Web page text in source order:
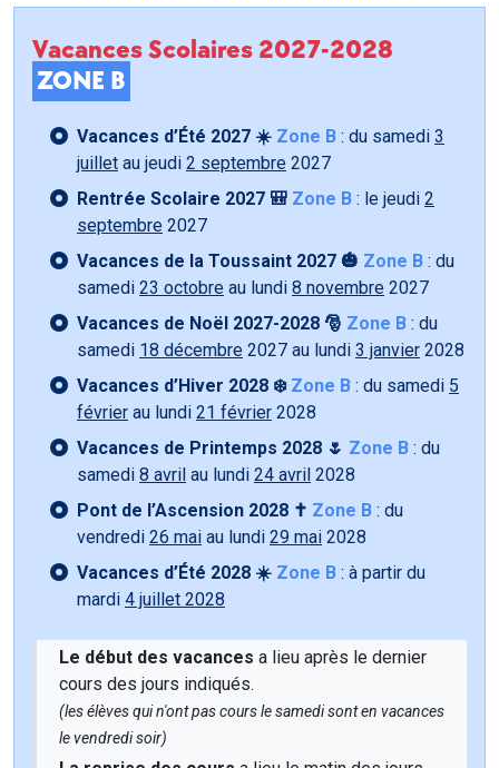
Vacances Scolaires 2027-2028
ZONE B
Vacances d’Été 2027 ☀️ Zone B : du samedi 3
juillet au jeudi 2 septembre 2027
Rentrée Scolaire 2027 🎒 Zone B : le jeudi 2
septembre 2027
Vacances de la Toussaint 2027 🎃 Zone B : du
samedi 23 octobre au lundi 8 novembre 2027
Vacances de Noël 2027-2028 🎅 Zone B : du
samedi 18 décembre 2027 au lundi 3 janvier 2028
Vacances d’Hiver 2028 ❄️ Zone B : du samedi 5
février au lundi 21 février 2028
Vacances de Printemps 2028 🌷 Zone B : du
samedi 8 avril au lundi 24 avril 2028
Pont de l’Ascension 2028 ✝️ Zone B : du
vendredi 26 mai au lundi 29 mai 2028
Vacances d’Été 2028 ☀️ Zone B : à partir du
mardi 4 juillet 2028
Le début des vacances a lieu après le dernier
cours des jours indiqués.
(les élèves qui n'ont pas cours le samedi sont en vacances
le vendredi soir)